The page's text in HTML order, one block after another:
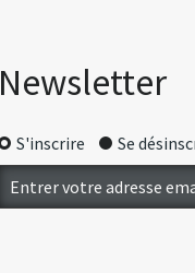
Newsletter
S'inscrire Se